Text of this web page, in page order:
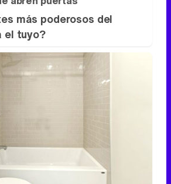
baño
eliminar la cal del baño sin